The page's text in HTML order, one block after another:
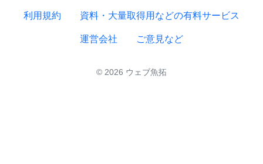
利用規約 資料・大量取得用などの有料サービス
運営会社 ご意見など
© 2026 ウェブ魚拓